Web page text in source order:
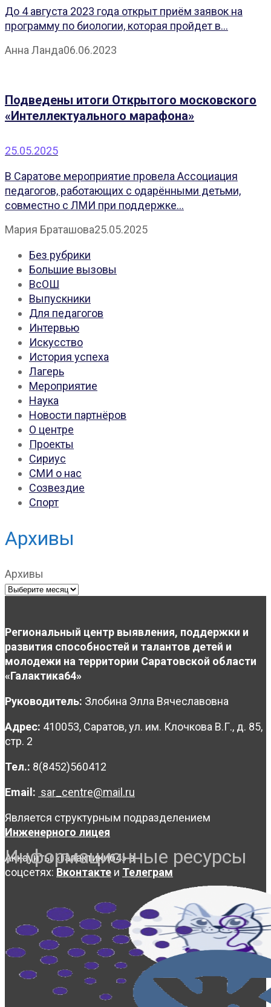
До 4 августа 2023 года открыт приём заявок на
программу по биологии, которая пройдет в...
Анна Ланда06.06.2023
Подведены итоги Открытого московского
«Интеллектуального марафона»
25.05.2025
В Саратове мероприятие провела Ассоциация
педагогов, работающих с одарёнными детьми,
совместно с ЛМИ при поддержке...
Мария Браташова25.05.2025
Без рубрики
Большие вызовы
ВсОШ
Выпускники
Для педагогов
Интервью
Искусство
История успеха
Лагерь
Мероприятие
Наука
Новости партнёров
О центре
Проекты
Сириус
СМИ о нас
Созвездие
Спорт
Архивы
Архивы
Региональный центр выявления, поддержки и
развития способностей и талантов детей и
молодежи на территории Саратовской области
«Галактика64»
Руководитель: Злобина Элла Вячеславовна
Адрес: 410053, Саратов, ул. им. Клочкова В.Г., д. 85,
стр. 2
Тел.: 8(8452)560412
Email: sar_centre@mail.ru
Является структурным подразделением
Инженерного лицея
Аккаунты «Галактики64» в
соцсетях: Вконтакте и Телеграм
Информационные ресурсы